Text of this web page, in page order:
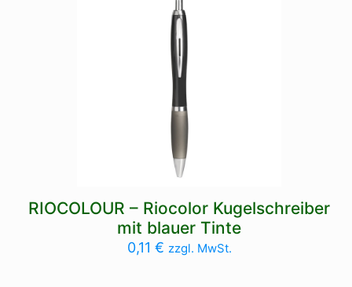
RIOCOLOUR – Riocolor Kugelschreiber
mit blauer Tinte
0,11 € zzgl. MwSt.